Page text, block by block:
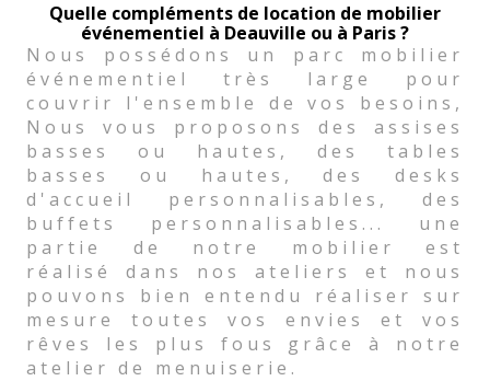
Quelle compléments de location de mobilier
événementiel à Deauville ou à Paris ?
Nous possédons un parc mobilier
événementiel très large pour
couvrir l'ensemble de vos besoins,
Nous vous proposons des assises
basses ou hautes, des tables
basses ou hautes, des desks
d'accueil personnalisables, des
buffets personnalisables... une
partie de notre mobilier est
réalisé dans nos ateliers et nous
pouvons bien entendu réaliser sur
mesure toutes vos envies et vos
rêves les plus fous grâce à notre
atelier de menuiserie.